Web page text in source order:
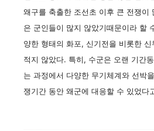
왜구를 축출한 조선초 이후 큰 전쟁이
은 군인들이 많지 않았기때문이라 할
양한 형태의 화포, 신기전을 비롯한
적지 않았다. 특히, 수군은 오랜 기간
는 과정에서 다양한 무기체계와 선박
쟁기간 동안 왜군에 대응할 수 있었다